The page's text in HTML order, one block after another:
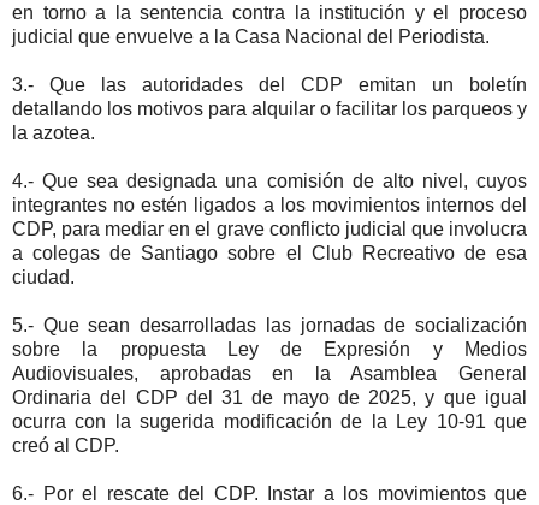
en torno a la sentencia contra la institución y el proceso
judicial que envuelve a la Casa Nacional del Periodista.
3.- Que las autoridades del CDP emitan un boletín
detallando los motivos para alquilar o facilitar los parqueos y
la azotea.
4.- Que sea designada una comisión de alto nivel, cuyos
integrantes no estén ligados a los movimientos internos del
CDP, para mediar en el grave conflicto judicial que involucra
a colegas de Santiago sobre el Club Recreativo de esa
ciudad.
5.- Que sean desarrolladas las jornadas de socialización
sobre la propuesta Ley de Expresión y Medios
Audiovisuales, aprobadas en la Asamblea General
Ordinaria del CDP del 31 de mayo de 2025, y que igual
ocurra con la sugerida modificación de la Ley 10-91 que
creó al CDP.
6.- Por el rescate del CDP. Instar a los movimientos que